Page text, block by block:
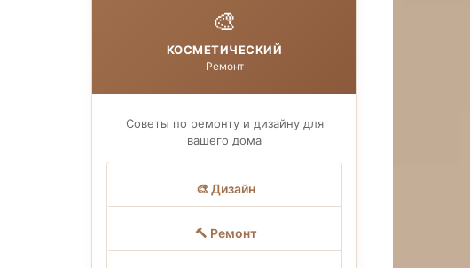
🎨
КОСМЕТИЧЕСКИЙ
Ремонт
Советы по ремонту и дизайну для
вашего дома
🎨 Дизайн
🔨 Ремонт